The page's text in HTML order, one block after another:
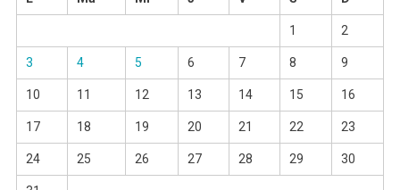
1 2
3 4 5 6 7 8 9
10 11 12 13 14 15 16
17 18 19 20 21 22 23
24 25 26 27 28 29 30